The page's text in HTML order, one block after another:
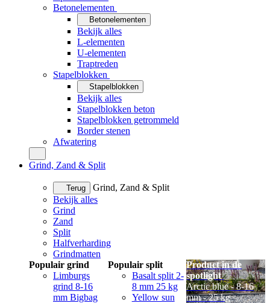
Betonelementen
Betonelementen
Bekijk alles
L-elementen
U-elementen
Traptreden
Stapelblokken
Stapelblokken
Bekijk alles
Stapelblokken beton
Stapelblokken getrommeld
Border stenen
Afwatering
Grind, Zand & Split
Terug
Grind, Zand & Split
Bekijk alles
Grind
Zand
Split
Halfverharding
Grindmatten
Populair grind
Limburgs
grind 8-16
mm Bigbag
Populair split
Basalt split 2-
8 mm 25 kg
Yellow sun
Product in de
spotlight
Arctic blue - 8-16
mm - 25 kg